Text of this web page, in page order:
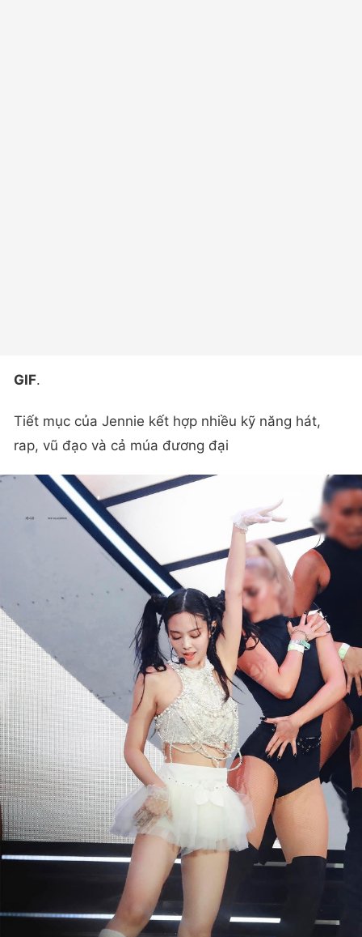
GIF.
Tiết mục của Jennie kết hợp nhiều kỹ năng hát,
rap, vũ đạo và cả múa đương đại